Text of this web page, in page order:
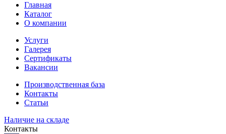
Главная
Каталог
О компании
Услуги
Галерея
Сертификаты
Вакансии
Производственная база
Контакты
Статьи
Наличие на складе
Контакты